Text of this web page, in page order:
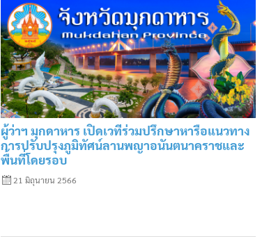
ผู้ว่าฯ มุกดาหาร เปิดเวทีร่วมปรึกษาหารือแนวทาง
การปรับปรุงภูมิทัศน์ลานพญาอนันตนาคราชและ
พื้นที่โดยรอบ
21 มิถุนายน 2566